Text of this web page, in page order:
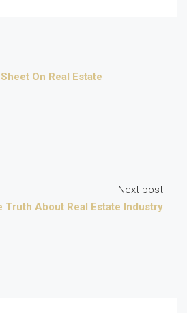
On Real Estate
Next post
Truth About Real Estate Industry